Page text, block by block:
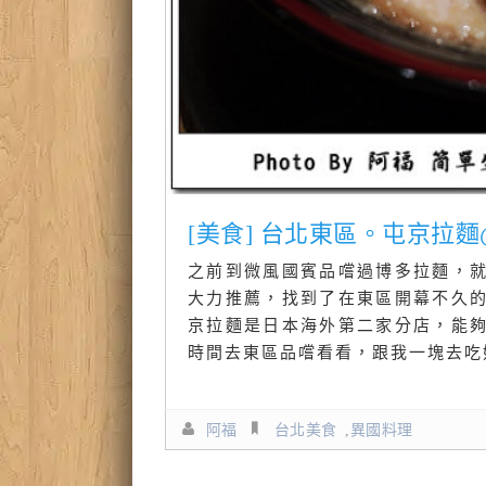
[美食] 台北東區。屯京拉
之前到微風國賓品嚐過博多拉麵，
大力推薦，找到了在東區開幕不久
京拉麵是日本海外第二家分店，能
時間去東區品嚐看看，跟我一塊去
阿福 台北美食 異國料理